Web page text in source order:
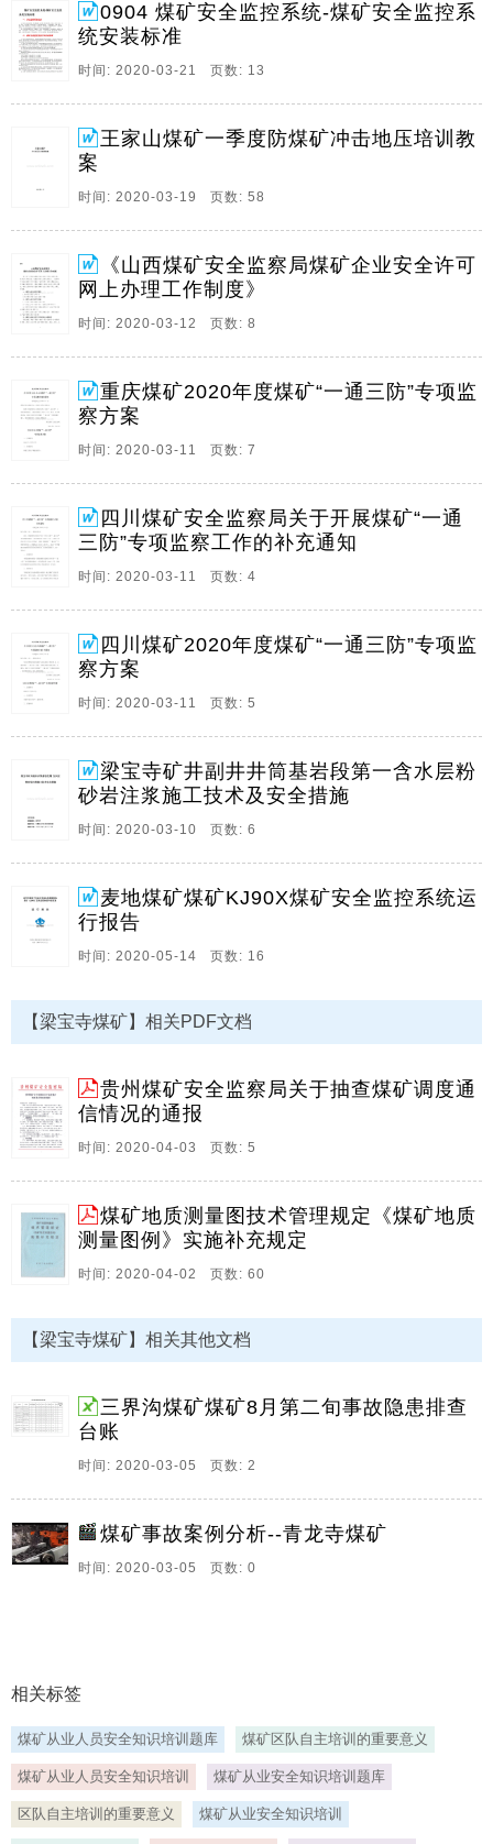
风机开停 主通风机开停等 并实现甲烷超限声光报警 断
电和甲烷风电闭锁控制等 2 安全监控设备由主机 传输接
口 分站 断电控制。
9、 王家山煤矿 冲击地压防治培训教案 2020年2月 培
训 教 案 一 课程名称 冲击地压防治培训 二 学习方式 中
煤远程网及手机微信群 三 授课对象 冲击地压防治从业
人员 四 授课时间 2020年3月 五 培训目的 为进一步加强
我矿冲击地压防治工作 提升冲击地压防治技术和现场管
理水平 实现冲击地压防治管理科学化 规范化 制度化 系
统化 确保矿井安全生产 结合党发 2020 1号 矿发 2020
。
10、附件 山西煤矿安全监察局 煤矿企业安全许可网上
上办理工作 提高行政审批效能 根据国家有关法律法规规
定 国家煤矿安全监察局关于印发落实 证照分离 改革全
覆盖试点工作实施方案的通知 煤安监监察 2019 45号 的
有关要求 制定山西煤矿安全监察局煤矿企业行政许可网
安全生产许可 2 煤矿建设项目安全设。
11、重庆煤矿安全监察局 关于印发2020年全市煤矿 一
通三防 专项监察方案的通知 渝煤监安监 2020 17号 各
煤矿安全监察分局 局机关有关业务处室 按照 国家煤矿
一通三防 专项监察方案 现印发给你们 请认真贯彻执行
重庆煤矿安全监察局 2020年2月20日 2020年全市煤矿
一。
12、四川煤矿安全监察局 关于开展煤矿 一通三防 专项
监察工作的 补充通知 川煤监函 2020 10号 机关各处 室
各煤监分局 近日 国家煤矿安监局下发了 关于开展 一通
三防 专项监察的通知 煤安监监察 2020 2号 我局已于
2019年12月16日印发了 2020年度煤矿 一通三防 专项监
察方案 川煤监函 2019 139号 为进一步贯彻落实国家煤
矿安监局的相关要求 现补充通知如下 请一并执行 一 。
13、四川煤矿安全监察局 关于印发 2020年度煤矿 一通
三防 专项监察方案 的通知 川煤监函 2019 139号 机关各
工作部署 进一步强化煤矿 一通三防 管理 有效防范通风
瓦斯事故 经研究 制定了 2020年度煤矿 一通三防 专项监
察局 2019年12月16日 2020年度煤矿 一通三防 专项监
察。
14、 梁宝寺矿井副井井筒基岩段第 含水层 粉砂岩注浆
日 梁宝寺矿井副井井筒基岩段第 含水层 粉砂岩注浆技
术安全措施 一 工程概况 梁宝寺矿井副井井筒现已成井
至467 8m 工作面垂深471 1m 2003年2月21日根据 梁宝
对现工作面以下的。
15、盘州市煤炭开发总公司盘县柏果镇麦地煤矿 KJ90X
院有限公司时间：2018 年 9 月 15 日目录一、工程概况
4二、升级改造方案4三、工程实施情况53.1 设备到货情
况53.2 设备安装情况53.2.1 工业以太网53.2.2 瓦斯监
0904 煤矿安全监控系统-煤矿安全监控系
统安装标准
时间: 2020-03-21 页数: 13
王家山煤矿一季度防煤矿冲击地压培训教
案
时间: 2020-03-19 页数: 58
《山西煤矿安全监察局煤矿企业安全许可
网上办理工作制度》
时间: 2020-03-12 页数: 8
重庆煤矿2020年度煤矿“一通三防”专项监
察方案
时间: 2020-03-11 页数: 7
四川煤矿安全监察局关于开展煤矿“一通
三防”专项监察工作的补充通知
时间: 2020-03-11 页数: 4
四川煤矿2020年度煤矿“一通三防”专项监
察方案
时间: 2020-03-11 页数: 5
梁宝寺矿井副井井筒基岩段第一含水层粉
砂岩注浆施工技术及安全措施
时间: 2020-03-10 页数: 6
麦地煤矿煤矿KJ90X煤矿安全监控系统运
行报告
时间: 2020-05-14 页数: 16
【梁宝寺煤矿】相关PDF文档
贵州煤矿安全监察局关于抽查煤矿调度通
信情况的通报
时间: 2020-04-03 页数: 5
煤矿地质测量图技术管理规定《煤矿地质
测量图例》实施补充规定
时间: 2020-04-02 页数: 60
【梁宝寺煤矿】相关其他文档
三界沟煤矿煤矿8月第二旬事故隐患排查
台账
时间: 2020-03-05 页数: 2
煤矿事故案例分析--青龙寺煤矿
时间: 2020-03-05 页数: 0
相关标签
煤矿从业人员安全知识培训题库 煤矿区队自主培训的重要意义
煤矿从业人员安全知识培训 煤矿从业安全知识培训题库
区队自主培训的重要意义 煤矿从业安全知识培训